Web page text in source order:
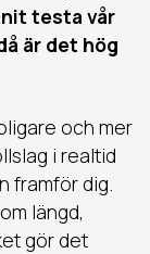
testa vår
är det hög
och mer
i realtid
framför dig.
längd,
gör det